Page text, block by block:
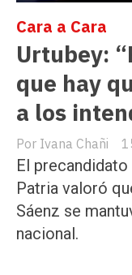
Urtubey:
que hay
a los
Ivana Chañi
Cara a Cara
El
Patria valoró
Sáenz se
nacional.